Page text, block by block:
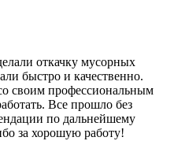
откачку мусорных
быстро и качественно.
своим профессиональным
Все прошло без
по дальнейшему
за хорошую работу!